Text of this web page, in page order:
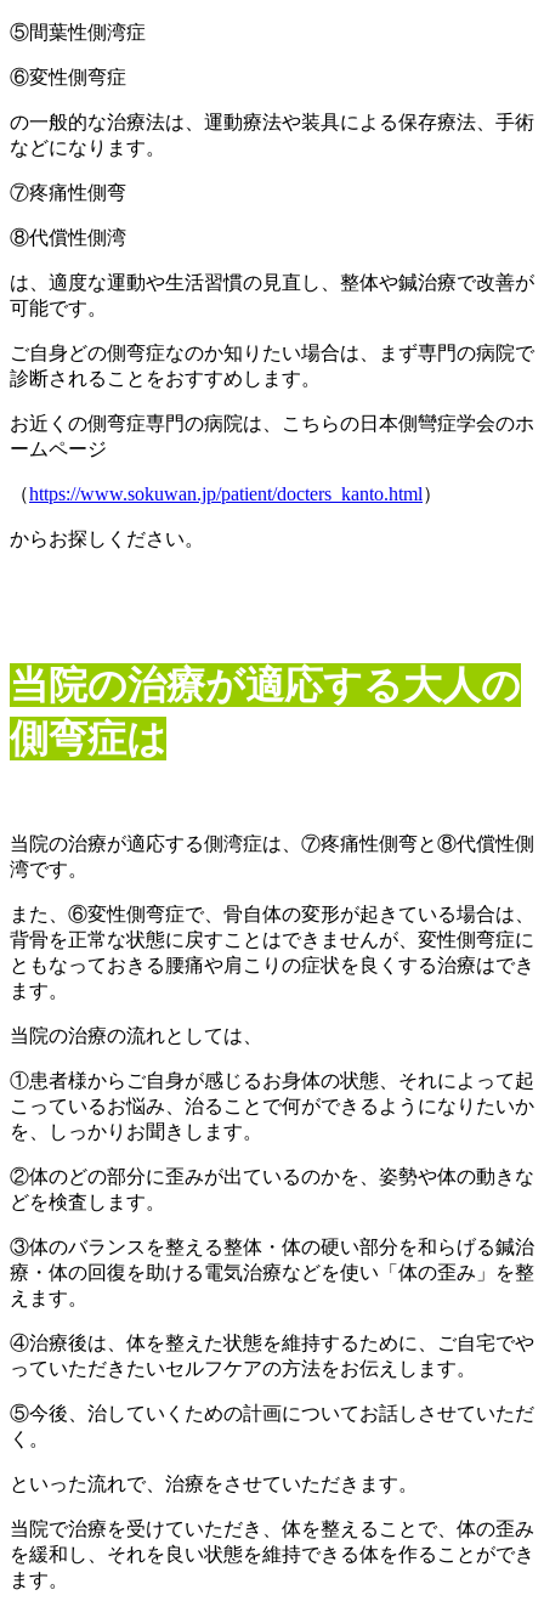
⑤間葉性側湾症
⑥変性側弯症
の一般的な治療法は、運動療法や装具による保存療法、手術
などになります。
⑦疼痛性側弯
⑧代償性側湾
は、適度な運動や生活習慣の見直し、整体や鍼治療で改善が
可能です。
ご自身どの側弯症なのか知りたい場合は、まず専門の病院で
診断されることをおすすめします。
お近くの側弯症専門の病院は、こちらの日本側彎症学会のホ
ームページ
（https://www.sokuwan.jp/patient/docters_kanto.html）
からお探しください。
当院の治療が適応する大人の
側弯症は
当院の治療が適応する側湾症は、⑦疼痛性側弯と⑧代償性側
湾です。
また、⑥変性側弯症で、骨自体の変形が起きている場合は、
背骨を正常な状態に戻すことはできませんが、変性側弯症に
ともなっておきる腰痛や肩こりの症状を良くする治療はでき
ます。
当院の治療の流れとしては、
①患者様からご自身が感じるお身体の状態、それによって起
こっているお悩み、治ることで何ができるようになりたいか
を、しっかりお聞きします。
②体のどの部分に歪みが出ているのかを、姿勢や体の動きな
どを検査します。
③体のバランスを整える整体・体の硬い部分を和らげる鍼治
療・体の回復を助ける電気治療などを使い「体の歪み」を整
えます。
④治療後は、体を整えた状態を維持するために、ご自宅でや
っていただきたいセルフケアの方法をお伝えします。
⑤今後、治していくための計画についてお話しさせていただ
く。
といった流れで、治療をさせていただきます。
当院で治療を受けていただき、体を整えることで、体の歪み
を緩和し、それを良い状態を維持できる体を作ることができ
ます。